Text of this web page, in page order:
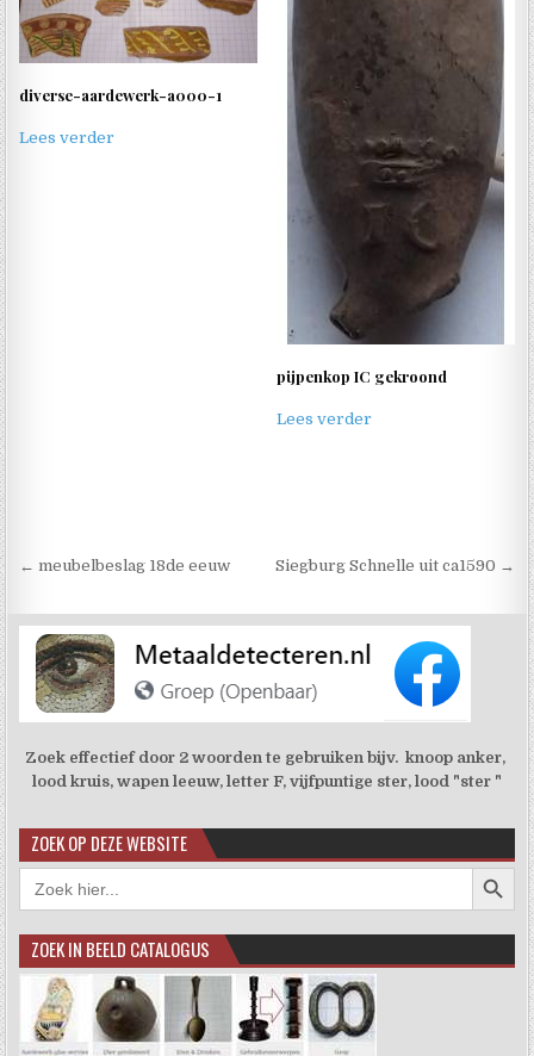
diverse-aardewerk-a000-1
Lees verder
pijpenkop IC gekroond
Lees verder
Berichtnavigatie
← meubelbeslag 18de eeuw Siegburg Schnelle uit ca1590 →
Zoek effectief door 2 woorden te gebruiken bijv. knoop anker,
lood kruis, wapen leeuw, letter F, vijfpuntige ster, lood "ster "
ZOEK OP DEZE WEBSITE
Zoek
naar:
ZOEK IN BEELD CATALOGUS